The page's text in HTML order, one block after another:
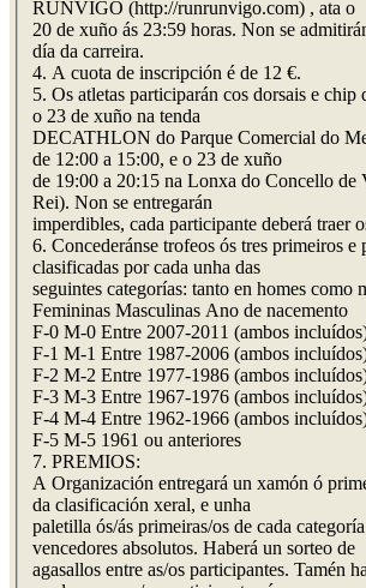
RUNVIGO (http://runrunvigo.com) , ata o
20 de xuño ás 23:59 horas. Non se
día da carreira.
4. A cuota de inscripción é de 12 €.
5. Os atletas participarán cos dorsais e chip
o 23 de xuño na tenda
DECATHLON do Parque Comercial do
de 12:00 a 15:00, e o 23 de xuño
de 19:00 a 20:15 na Lonxa do Concello de
Rei). Non se entregarán
imperdibles, cada participante deberá traer
6. Concederánse trofeos ós tres primeiros e
clasificadas por cada unha das
seguintes categorías: tanto en homes como
Femininas Masculinas Ano de nacemento
F-0 M-0 Entre 2007-2011 (ambos
F-1 M-1 Entre 1987-2006 (ambos
F-2 M-2 Entre 1977-1986 (ambos
F-3 M-3 Entre 1967-1976 (ambos
F-4 M-4 Entre 1962-1966 (ambos
F-5 M-5 1961 ou anteriores
7. PREMIOS:
A Organización entregará un xamón ó
da clasificación xeral, e unha
paletilla ós/ás primeiras/os de cada
vencedores absolutos. Haberá un sorteo de
agasallos entre as/os participantes. Tamén